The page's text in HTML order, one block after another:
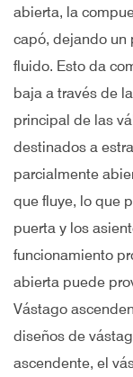
abierta, la
capó, dejando un
fluido. Esto da
baja a través de
principal de las
destinados a
parcialmente
que fluye, lo que
puerta y los
funcionamiento
abierta puede
Vástago
diseños de
ascendente, el